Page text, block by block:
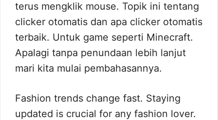
terus mengklik mouse. Topik ini tentang
clicker otomatis dan apa clicker otomatis
terbaik. Untuk game seperti Minecraft.
Apalagi tanpa penundaan lebih lanjut
mari kita mulai pembahasannya.
Fashion trends change fast. Staying
updated is crucial for any fashion lover.